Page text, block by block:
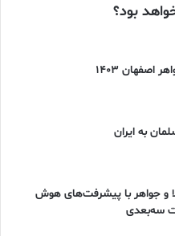
بود؟
اصفهان 1403
به ایران
و جواهر با پیشرفت‌های هوش
سه‌بعدی